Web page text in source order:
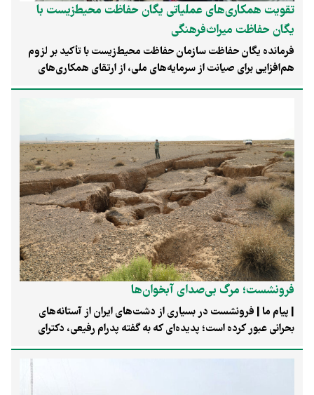
تقویت همکاری‌های عملیاتی یگان حفاظت محیط‌زیست با
یگان حفاظت میراث‌فرهنگی
فرمانده یگان حفاظت سازمان حفاظت محیط‌زیست با تأکید بر لزوم
هم‌افزایی برای صیانت از سرمایه‌های ملی، از ارتقای همکاری‌های
عملیاتی و میدانی با یگان حفاظت میراث‌فرهنگی جهت پیشگیری از
فرونشست؛ مرگ بی‌صدای آبخوان‌ها
| پیام ما | فرونشست در بسیاری از دشت‌های ایران از آستانه‌های
بحرانی عبور کرده است؛ پدیده‌ای که به گفته پدرام رفیعی، دکترای
تخصصی زمین‌شناسی و مدرس دانشگاه، بیش از هر چیز نتیجه
برداشت بی‌رویه از آبخوان‌ها و مدیریت ناپایدار منابع آب است. او
هشدار می‌دهد تراکم رسوبات ریزدانه و از دست رفتن ظرفیت ذخیره